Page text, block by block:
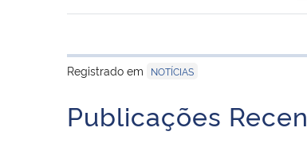
Registrado em
NOTÍCIAS
Publicações